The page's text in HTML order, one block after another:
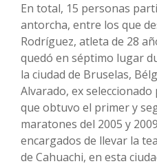
En total, 15 personas
antorcha, entre los que
Rodríguez, atleta de 28
quedó en séptimo lugar
la ciudad de Bruselas,
Alvarado, ex
que obtuvo el primer y
maratones del 2005 y
encargados de llevar la
de Cahuachi, en esta